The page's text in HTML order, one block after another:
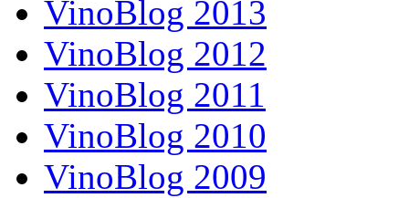
VinoBlog 2013
VinoBlog 2012
VinoBlog 2011
VinoBlog 2010
VinoBlog 2009